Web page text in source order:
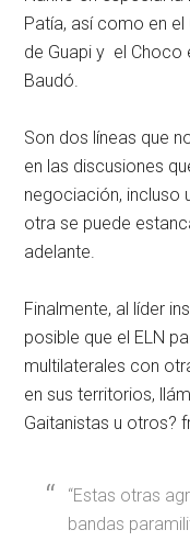
Patía, así como en
de Guapi y el Choco
Baudó.
Son dos líneas que
en las discusiones
negociación, incluso
otra se puede
adelante.
Finalmente, al líder
posible que el ELN
multilaterales con
en sus territorios,
Gaitanistas u otros?
“Estas otras
bandas